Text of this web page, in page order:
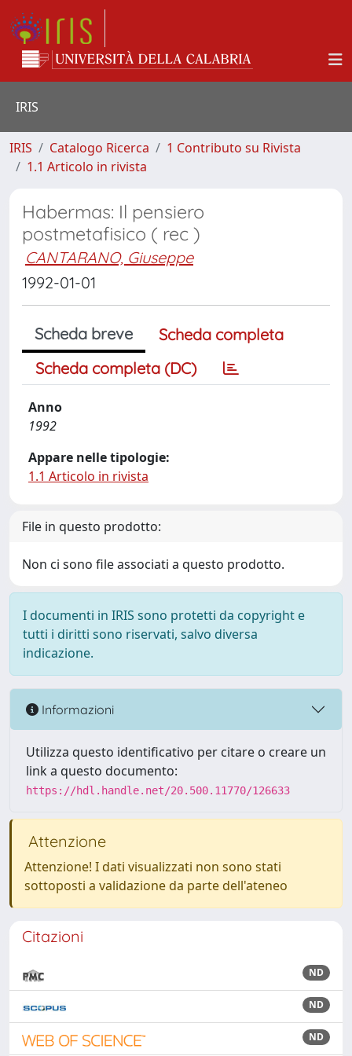
IRIS
IRIS Catalogo Ricerca
1 Contributo su Rivista
1.1 Articolo in rivista
Habermas: Il pensiero
postmetafisico ( rec )
CANTARANO, Giuseppe
1992-01-01
Scheda breve
Scheda completa
Scheda completa (DC)
Anno
1992
Appare nelle tipologie:
1.1 Articolo in rivista
File in questo prodotto:
Non ci sono file associati a questo prodotto.
I documenti in IRIS sono protetti da copyright e
tutti i diritti sono riservati, salvo diversa
indicazione.
Informazioni
Utilizza questo identificativo per citare o creare un
link a questo documento:
https://hdl.handle.net/20.500.11770/126633
Attenzione
Attenzione! I dati visualizzati non sono stati
sottoposti a validazione da parte dell'ateneo
Citazioni
ND
ND
ND